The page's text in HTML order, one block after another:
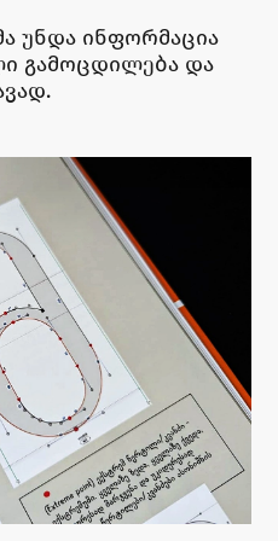
უნდა ინფორმაცია
გამოცდილება და